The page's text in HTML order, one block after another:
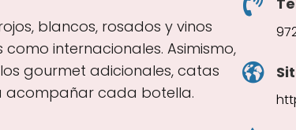
blancos, rosados y vinos
internacionales. Asimismo,
gourmet adicionales, catas
acompañar cada botella.